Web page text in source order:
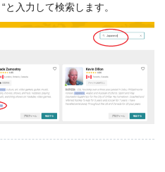
入力して検索します。